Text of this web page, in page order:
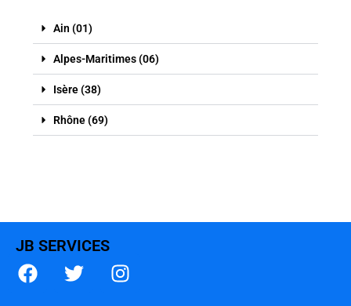
Ain (01)
Alpes-Maritimes (06)
Isère (38)
Rhône (69)
JB SERVICES